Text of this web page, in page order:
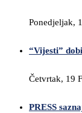
Ponedjeljak,
“Vijesti”
Četvrtak, 19
PRESS